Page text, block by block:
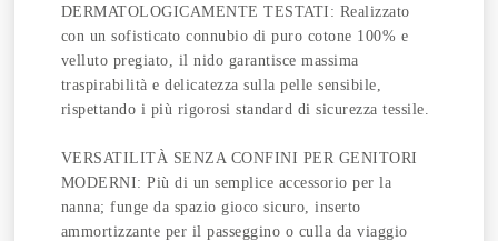
DERMATOLOGICAMENTE TESTATI: Realizzato
con un sofisticato connubio di puro cotone 100% e
velluto pregiato, il nido garantisce massima
traspirabilità e delicatezza sulla pelle sensibile,
rispettando i più rigorosi standard di sicurezza tessile.
VERSATILITÀ SENZA CONFINI PER GENITORI
MODERNI: Più di un semplice accessorio per la
nanna; funge da spazio gioco sicuro, inserto
ammortizzante per il passeggino o culla da viaggio